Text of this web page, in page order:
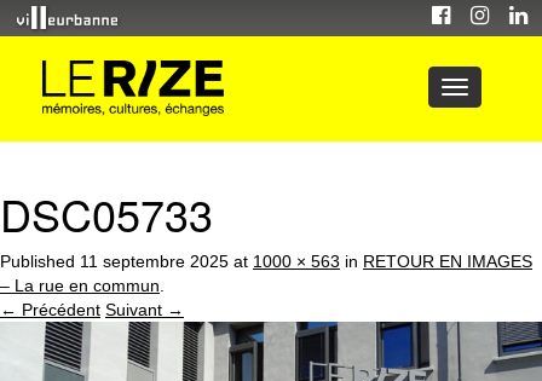
DSC05733
Published 11 septembre 2025 at 1000 × 563 in RETOUR EN IMAGES
– La rue en commun
← Précédent Suivant →